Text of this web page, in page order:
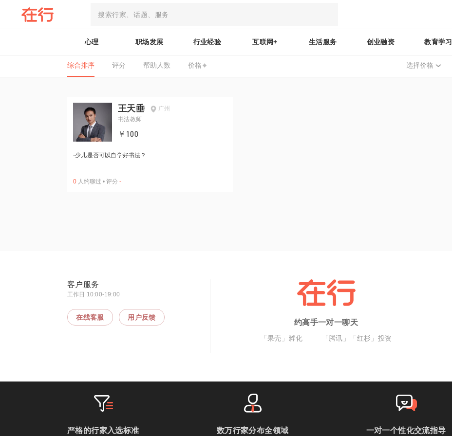
心理 职场发展 行业经验 互联网+ 生活服务 创业融资 教育学习
综合排序 评分 帮助人数 价格 选择价格
王天垂
广州
书法教师
￥100
·少儿是否可以自学好书法？
0 人约聊过 • 评分 -
客户服务
工作日 10:00-19:00
在线客服 用户反馈
约高手一对一聊天
「果壳」孵化 「腾讯」「红杉」投资
严格的行家入选标准 数万行家分布全领域 一对一个性化交流指导